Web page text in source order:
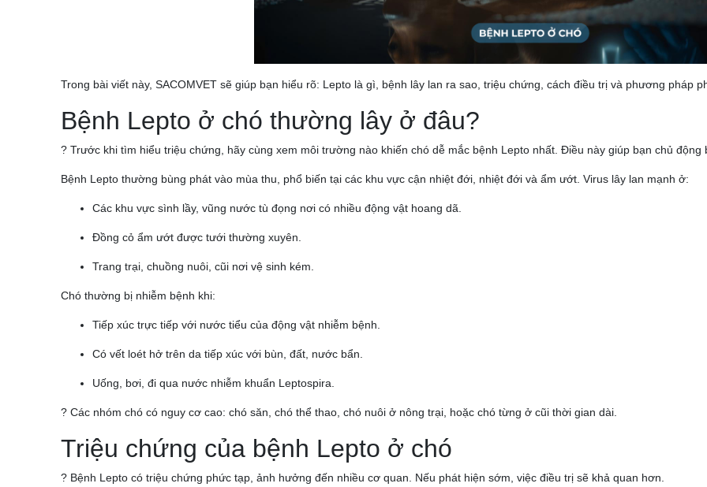
Trong bài viết này, SACOMVET sẽ giúp bạn hiểu rõ: Lepto là gì, bệnh lây lan ra sao, triệu chứng, cách điều trị và phương pháp
Bệnh Lepto ở chó thường lây ở đâu?
? Trước khi tìm hiểu triệu chứng, hãy cùng xem môi trường nào khiến chó dễ mắc bệnh Lepto nhất. Điều này giúp bạn chủ
Bệnh Lepto thường bùng phát vào mùa thu, phổ biến tại các khu vực cận nhiệt đới, nhiệt đới và ẩm ướt. Virus lây lan mạnh ở:
Các khu vực sình lầy, vũng nước tù đọng nơi có nhiều động vật hoang dã.
Đồng cỏ ẩm ướt được tưới thường xuyên.
Trang trại, chuồng nuôi, cũi nơi vệ sinh kém.
Chó thường bị nhiễm bệnh khi:
Tiếp xúc trực tiếp với nước tiểu của động vật nhiễm bệnh.
Có vết loét hở trên da tiếp xúc với bùn, đất, nước bẩn.
Uống, bơi, đi qua nước nhiễm khuẩn Leptospira.
? Các nhóm chó có nguy cơ cao: chó săn, chó thể thao, chó nuôi ở nông trại, hoặc chó từng ở cũi thời gian dài.
Triệu chứng của bệnh Lepto ở chó
? Bệnh Lepto có triệu chứng phức tạp, ảnh hưởng đến nhiều cơ quan. Nếu phát hiện sớm, việc điều trị sẽ khả quan hơn.